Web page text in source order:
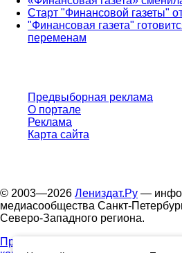
Старт "Финансовой газеты"
"Финансовая газета"
переменам
Предвыборная реклама
О портале
Реклама
Карта сайта
© 2003—2026 Лениздат.Ру —
медиасообщества Санкт-
Северо-Западного региона.
Правила использования